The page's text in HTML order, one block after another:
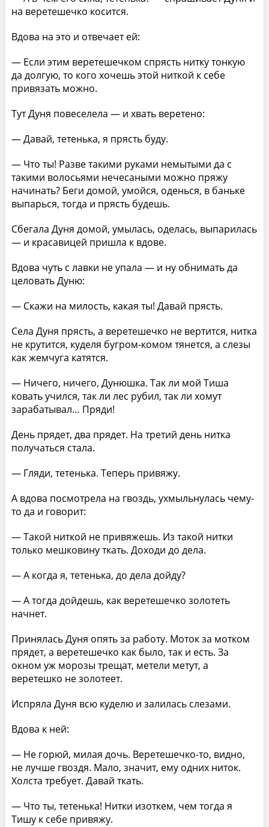
на веретешечко косится.
Вдова на это и отвечает ей:
— Если этим веретешечком спрясть нитку тонкую
да долгую, то кого хочешь этой ниткой к себе
привязать можно.
Тут Дуня повеселела — и хвать веретено:
— Давай, тетенька, я прясть буду.
— Что ты! Разве такими руками немытыми да с
такими волосьями нечесаными можно пряжу
начинать? Беги домой, умойся, оденься, в баньке
выпарься, тогда и прясть будешь.
Сбегала Дуня домой, умылась, оделась, выпарилась
— и красавицей пришла к вдове.
Вдова чуть с лавки не упала — и ну обнимать да
целовать Дуню:
— Скажи на милость, какая ты! Давай прясть.
Села Дуня прясть, а веретешечко не вертится, нитка
не крутится, куделя бугром-комом тянется, а слезы
как жемчуга катятся.
— Ничего, ничего, Дунюшка. Так ли мой Тиша
ковать учился, так ли лес рубил, так ли хомут
зарабатывал… Пряди!
День прядет, два прядет. На третий день нитка
получаться стала.
— Гляди, тетенька. Теперь привяжу.
А вдова посмотрела на гвоздь, ухмыльнулась чему-
то да и говорит:
— Такой ниткой не привяжешь. Из такой нитки
только мешковину ткать. Доходи до дела.
— А когда я, тетенька, до дела дойду?
— А тогда дойдешь, как веретешечко золотеть
начнет.
Принялась Дуня опять за работу. Моток за мотком
прядет, а веретешечко как было, так и есть. За
окном уж морозы трещат, метели метут, а
веретешко не золотеет.
Испряла Дуня всю куделю и залилась слезами.
Вдова к ней:
— Не горюй, милая дочь. Веретешечко-то, видно,
не лучше гвоздя. Мало, значит, ему одних ниток.
Холста требует. Давай ткать.
— Что ты, тетенька! Нитки изоткем, чем тогда я
Тишу к себе привяжу.